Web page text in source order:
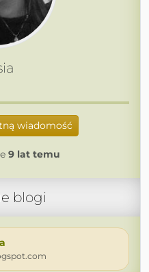
wiadomość
9 lat temu
blogi